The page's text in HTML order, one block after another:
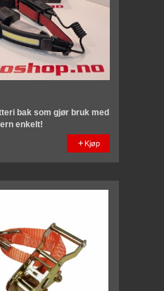
bak som gjør bruk med
enkelt!
Kjøp